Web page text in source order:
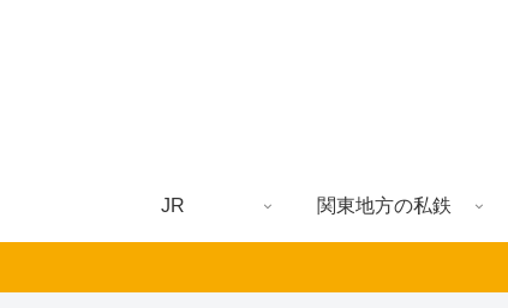
JR 関東地方の私鉄